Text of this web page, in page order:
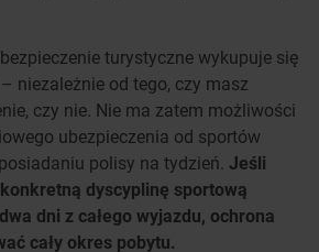
turystyczne wykupuje się
niezależnie od tego, czy masz
czy nie. Nie ma zatem możliwości
ubezpieczenia od sportów
polisy na tydzień. Jeśli
dyscyplinę sportową
dni z całego wyjazdu, ochrona
cały okres pobytu.